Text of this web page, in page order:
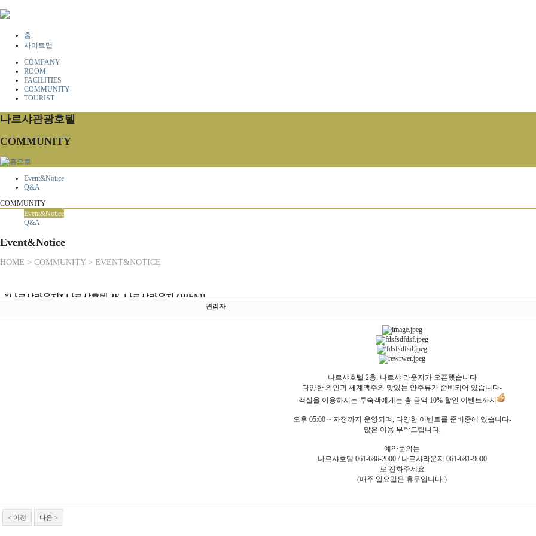
홈
사이트맵
COMPANY
ROOM
FACILITIES
COMMUNITY
TOURIST
나르샤관광호텔
COMMUNITY
Event&Notice
Q&A
COMMUNITY
Event&Notice
Q&A
Event&Notice
HOME > COMMUNITY > EVENT&NOTICE
*나르샤라운지* 나르샤호텔 2F, 나르샤라운지 OPEN!!
관리자
나르샤호텔 2층, 나르샤 라운지가 오픈했습니다
다양한 와인과 세계맥주와 맛있는 안주류가 준비되어 있습니다-
객실을 이용하시는 투숙객에게는 총 금액 10% 할인 이벤트까지
오후 05:00 ~ 자정까지 운영되며, 다양한 이벤트를 준비중에 있습니다-
많은 이용 부탁드립니다.
예약문의는
나르샤호텔 061-686-2000 / 나르샤라운지 061-681-9000
로 전화주세요
(매주 일요일은 휴무입니다-)
< 이전 다음 >